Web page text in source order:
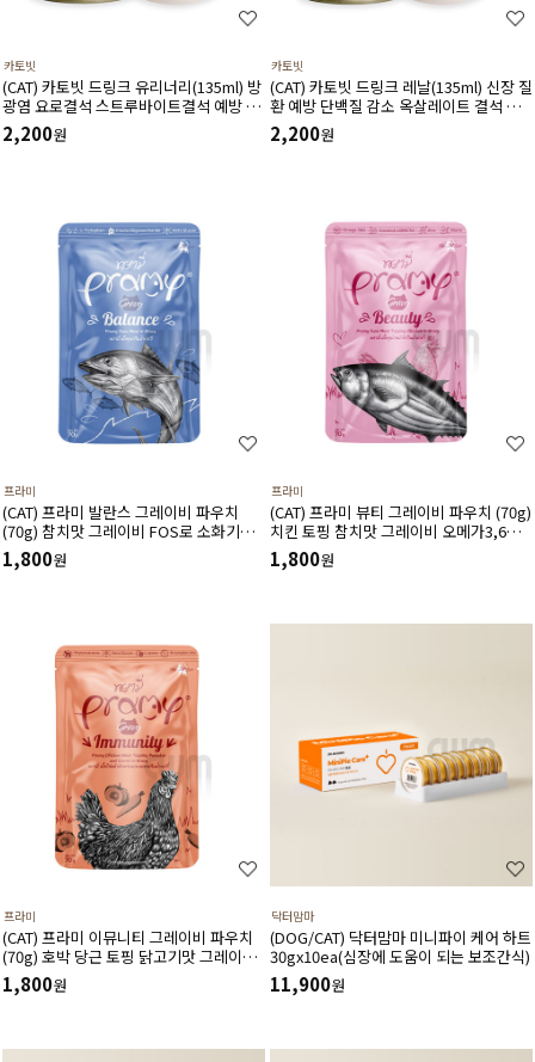
카토빗
(CAT) 카토빗 드링크 유리너리(135ml) 방
광염 요로결석 스트루바이트결석 예방 할
인제외상품
2,200원
카토빗
(CAT) 카토빗 드링크 레날(135ml) 신장 질
환 예방 단백질 감소 옥살레이트 결석 예
방에 도움 할인제외상품
2,200원
프라미
(CAT) 프라미 발란스 그레이비 파우치
(70g) 참치맛 그레이비 FOS로 소화기관
균형, L-트리토판으로 호르몬 균형에 도음
1,800원
프라미
(CAT) 프라미 뷰티 그레이비 파우치 (70g)
치킨 토핑 참치맛 그레이비 오메가3,6와
코코넛오일로 피모 윤기 및 털빠짐 감소
비오틴함유로 털빠짐 조절에 도움
1,800원
프라미
(CAT) 프라미 이뮤니티 그레이비 파우치
(70g) 호박 당근 토핑 닭고기맛 그레이비
당근과 호박의 베타카로틴 함유 L-라이신
함유로 항체,항균력 증가,바이러스 억제
1,800원
닥터맘마
(DOG/CAT) 닥터맘마 미니파이 케어 하트
30gx10ea(심장에 도움이 되는 보조간식)
11,900원